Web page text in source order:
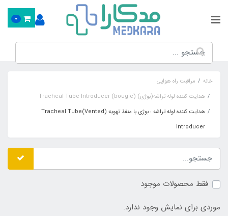
0
خانه
مراقبت راه هوایی
هدایت کننده لوله تراشه(بوژی) Tracheal Tube Introducer (bougie)
هدایت کننده لوله تراشه : بوژی با منفذ تهویه (Vented)Tracheal Tube
Introducer
فقط محصولات موجود
موردی برای نمایش وجود ندارد.